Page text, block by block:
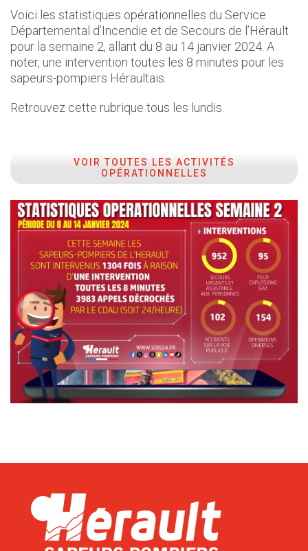
Voici les statistiques opérationnelles du Service
Départemental d’Incendie et de Secours de l’Hérault
pour la semaine 2, allant du 8 au 14 janvier 2024. A
noter, une intervention toutes les 8 minutes pour les
sapeurs-pompiers Héraultais.
Retrouvez cette rubrique tous les lundis.
VOIR TOUTES LES ACTIVITÉS
OPÉRATIONNELLES